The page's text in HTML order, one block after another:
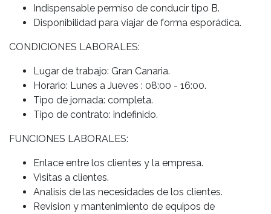
Indispensable permiso de conducir tipo B.
Disponibilidad para viajar de forma esporádica.
CONDICIONES LABORALES:
Lugar de trabajo: Gran Canaria.
Horario: Lunes a Jueves : 08:00 - 16:00.
Tipo de jornada: completa.
Tipo de contrato: indefinido.
FUNCIONES LABORALES:
Enlace entre los clientes y la empresa.
Visitas a clientes.
Analisis de las necesidades de los clientes.
Revision y mantenimiento de equipos de